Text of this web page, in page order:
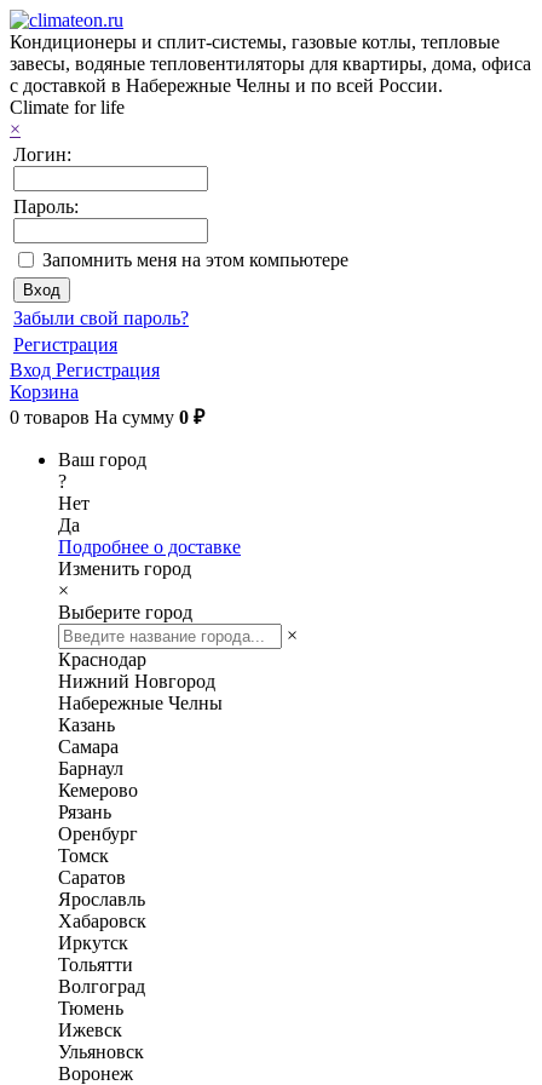
Кондиционеры и сплит-системы, газовые котлы, тепловые
завесы, водяные тепловентиляторы для квартиры, дома, офиса
с доставкой в Набережные Челны и по всей России.
Climate for life
×
Логин:
Пароль:
Запомнить меня на этом компьютере
Забыли свой пароль?
Регистрация
Вход Регистрация
Корзина
0 товаров На сумму 0 ₽
Ваш город
?
Нет
Да
Подробнее о доставке
Изменить город
×
Выберите город
×
Краснодар
Нижний Новгород
Набережные Челны
Казань
Самара
Барнаул
Кемерово
Рязань
Оренбург
Томск
Саратов
Ярославль
Хабаровск
Иркутск
Тольятти
Волгоград
Тюмень
Ижевск
Ульяновск
Воронеж